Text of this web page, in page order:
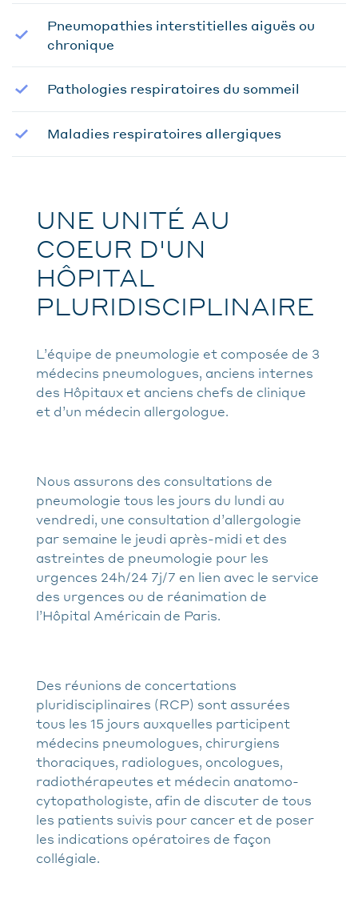
Pneumopathies interstitielles aiguës ou
chronique
Pathologies respiratoires du sommeil
Maladies respiratoires allergiques
UNE UNITÉ AU
COEUR D'UN
HÔPITAL
PLURIDISCIPLINAIRE
L’équipe de pneumologie et composée de 3
médecins pneumologues, anciens internes
des Hôpitaux et anciens chefs de clinique
et d’un médecin allergologue.
Nous assurons des consultations de
pneumologie tous les jours du lundi au
vendredi, une consultation d’allergologie
par semaine le jeudi après-midi et des
astreintes de pneumologie pour les
urgences 24h/24 7j/7 en lien avec le service
des urgences ou de réanimation de
l’Hôpital Américain de Paris.
Des réunions de concertations
pluridisciplinaires (RCP) sont assurées
tous les 15 jours auxquelles participent
médecins pneumologues, chirurgiens
thoraciques, radiologues, oncologues,
radiothérapeutes et médecin anatomo-
cytopathologiste, afin de discuter de tous
les patients suivis pour cancer et de poser
les indications opératoires de façon
collégiale.